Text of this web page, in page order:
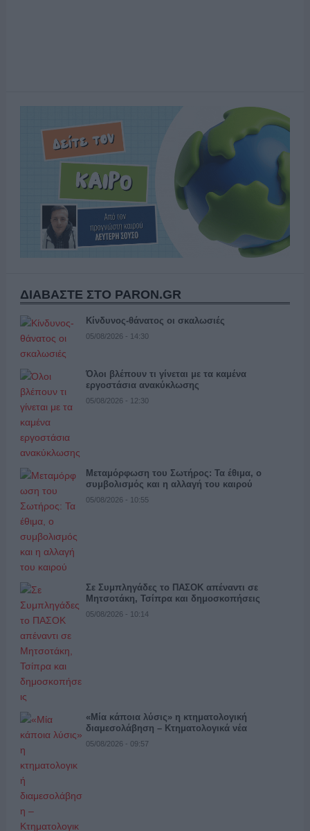
ΔΙΑΒΑΣΤΕ ΣΤΟ PARON.GR
Κίνδυνος-θάνατος οι σκαλωσιές
05/08/2026 - 14:30
Όλοι βλέπουν τι γίνεται με τα καμένα
εργοστάσια ανακύκλωσης
05/08/2026 - 12:30
Μεταμόρφωση του Σωτήρος: Τα έθιμα, ο
συμβολισμός και η αλλαγή του καιρού
05/08/2026 - 10:55
Σε Συμπληγάδες το ΠΑΣΟΚ απέναντι σε
Μητσοτάκη, Τσίπρα και δημοσκοπήσεις
05/08/2026 - 10:14
«Μία κάποια λύσις» η κτηματολογική
διαμεσολάβηση – Κτηματολογικά νέα
05/08/2026 - 09:57